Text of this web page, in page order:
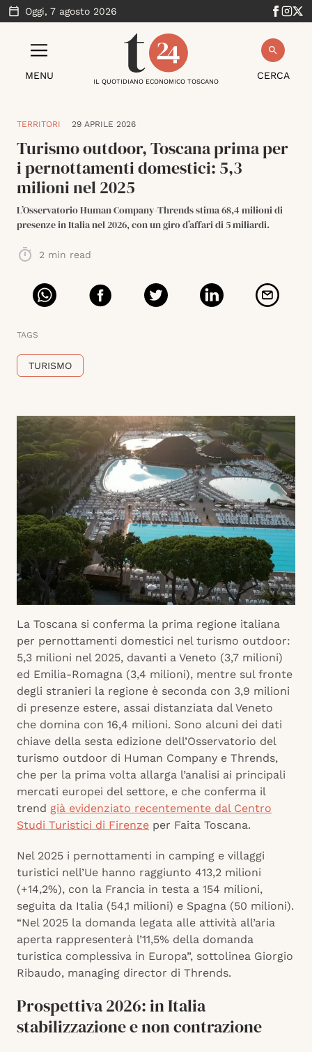
Oggi, 7 agosto 2026
MENU CERCA
IL QUOTIDIANO ECONOMICO TOSCANO
TERRITORI 29 APRILE 2026
Turismo outdoor, Toscana prima per
i pernottamenti domestici: 5,3
milioni nel 2025
L’Osservatorio Human Company-Thrends stima 68,4 milioni di
presenze in Italia nel 2026, con un giro d’affari di 5 miliardi.
2 min read
TAGS
TURISMO
La Toscana si conferma la prima regione italiana
per pernottamenti domestici nel turismo outdoor:
5,3 milioni nel 2025, davanti a Veneto (3,7 milioni)
ed Emilia-Romagna (3,4 milioni), mentre sul fronte
degli stranieri la regione è seconda con 3,9 milioni
di presenze estere, assai distanziata dal Veneto
che domina con 16,4 milioni. Sono alcuni dei dati
chiave della sesta edizione dell’Osservatorio del
turismo outdoor di Human Company e Thrends,
che per la prima volta allarga l’analisi ai principali
mercati europei del settore, e che conferma il
trend già evidenziato recentemente dal Centro
Studi Turistici di Firenze per Faita Toscana.
Nel 2025 i pernottamenti in camping e villaggi
turistici nell’Ue hanno raggiunto 413,2 milioni
(+14,2%), con la Francia in testa a 154 milioni,
seguita da Italia (54,1 milioni) e Spagna (50 milioni).
“Nel 2025 la domanda legata alle attività all’aria
aperta rappresenterà l’11,5% della domanda
turistica complessiva in Europa”, sottolinea Giorgio
Ribaudo, managing director di Thrends.
Prospettiva 2026: in Italia
stabilizzazione e non contrazione